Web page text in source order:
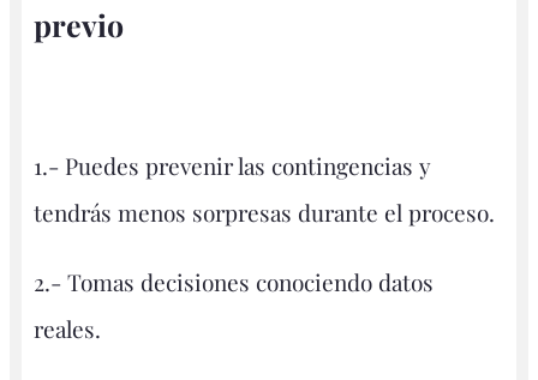
previo
1.- Puedes prevenir las contingencias y
tendrás menos sorpresas durante el proceso.
2.- Tomas decisiones conociendo datos
reales.